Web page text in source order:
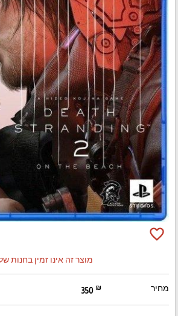
favorite_border
מוצר זה אינו זמין בחנות
מחיר 350 ₪